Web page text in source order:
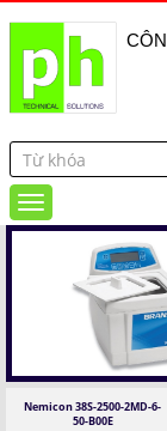
Nemicon 38S-2500-2MD-6-
50-B00E